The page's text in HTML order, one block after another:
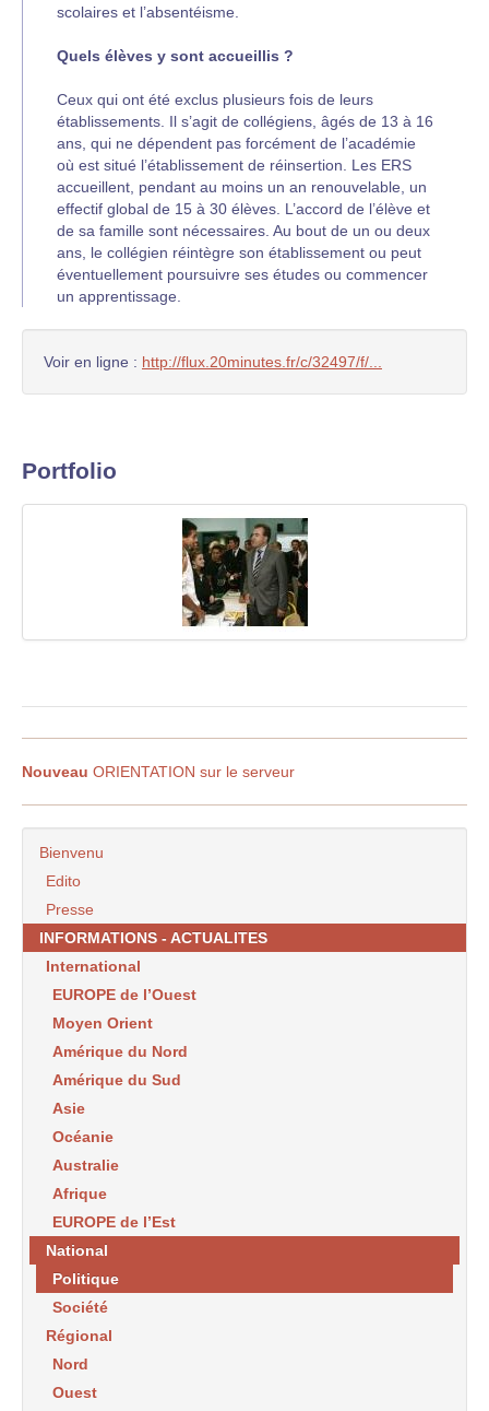
scolaires et l’absentéisme.
Quels élèves y sont accueillis ?
Ceux qui ont été exclus plusieurs fois de leurs
établissements. Il s’agit de collégiens, âgés de 13 à 16
ans, qui ne dépendent pas forcément de l’académie
où est situé l’établissement de réinsertion. Les ERS
accueillent, pendant au moins un an renouvelable, un
effectif global de 15 à 30 élèves. L’accord de l’élève et
de sa famille sont nécessaires. Au bout de un ou deux
ans, le collégien réintègre son établissement ou peut
éventuellement poursuivre ses études ou commencer
un apprentissage.
Voir en ligne : http://flux.20minutes.fr/c/32497/f/...
Portfolio
Nouveau ORIENTATION sur le serveur
Bienvenu
Edito
Presse
INFORMATIONS - ACTUALITES
International
EUROPE de l’Ouest
Moyen Orient
Amérique du Nord
Amérique du Sud
Asie
Océanie
Australie
Afrique
EUROPE de l’Est
National
Politique
Société
Régional
Nord
Ouest